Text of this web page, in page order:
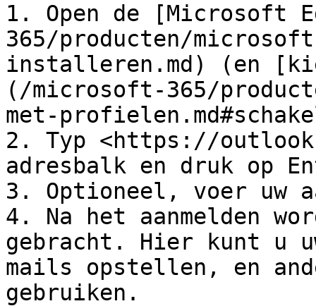
1. Open de [Microsoft
365/producten/
installeren.md) (en
(/microsoft-365/
met-
2. Typ <https://
adresbalk en druk op
3. Optioneel, voer uw
4. Na het aanmelden
gebracht. Hier kunt u
mails opstellen, en
gebruiken.